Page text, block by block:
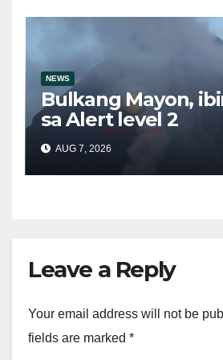
NEWS
Bulkang Mayon,
sa Alert level 2
AUG 7, 2026
Leave a Reply
Your email address will not be
fields are marked *